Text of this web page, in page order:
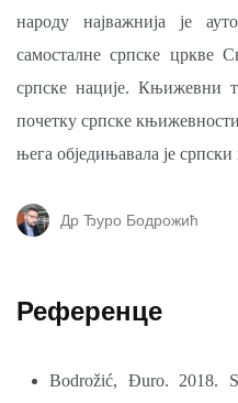
народу најважнија је
самосталне српске цркве
српске нације. Књижевни
почетку српске
њега обједињавала је
Др Ђуро Бодрожић
Референце
Bodrožić, Đuro. 2018.